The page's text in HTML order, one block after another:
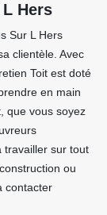
Hers
Sur L Hers
clientèle. Avec
Toit est doté
en main
que vous soyez
travailler sur tout
ou
contacter